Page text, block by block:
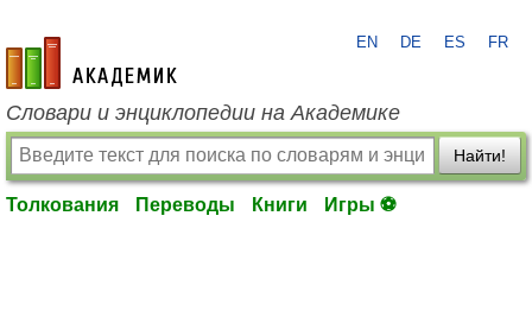
academic.ru
EN DE ES FR
Словари и энциклопедии на Академике
Найти!
Толкования Переводы Книги Игры ⚽